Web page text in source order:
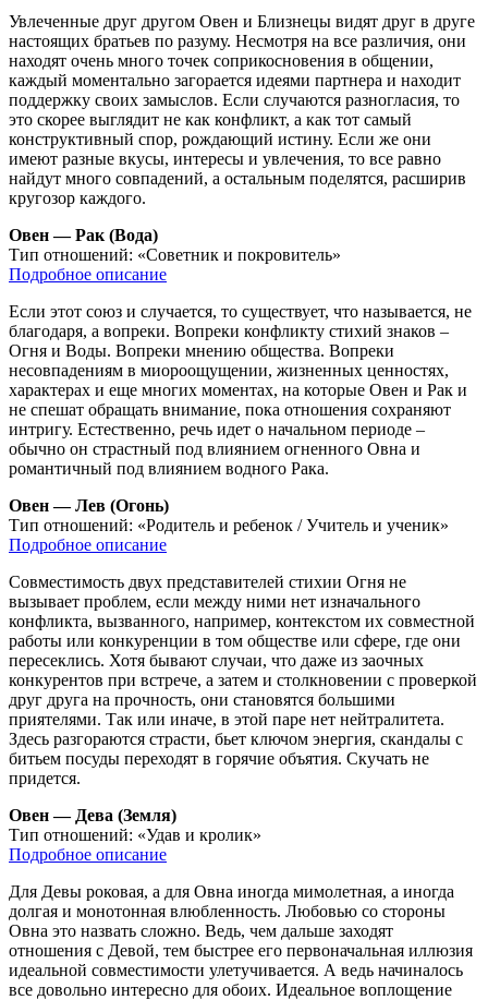
Увлеченные друг другом Овен и Близнецы видят друг в друге
настоящих братьев по разуму. Несмотря на все различия, они
находят очень много точек соприкосновения в общении,
каждый моментально загорается идеями партнера и находит
поддержку своих замыслов. Если случаются разногласия, то
это скорее выглядит не как конфликт, а как тот самый
конструктивный спор, рождающий истину. Если же они
имеют разные вкусы, интересы и увлечения, то все равно
найдут много совпадений, а остальным поделятся, расширив
кругозор каждого.
Овен — Рак (Вода)
Тип отношений: «Советник и покровитель»
Подробное описание
Если этот союз и случается, то существует, что называется, не
благодаря, а вопреки. Вопреки конфликту стихий знаков –
Огня и Воды. Вопреки мнению общества. Вопреки
несовпадениям в миороощущении, жизненных ценностях,
характерах и еще многих моментах, на которые Овен и Рак и
не спешат обращать внимание, пока отношения сохраняют
интригу. Естественно, речь идет о начальном периоде –
обычно он страстный под влиянием огненного Овна и
романтичный под влиянием водного Рака.
Овен — Лев (Огонь)
Тип отношений: «Родитель и ребенок / Учитель и ученик»
Подробное описание
Совместимость двух представителей стихии Огня не
вызывает проблем, если между ними нет изначального
конфликта, вызванного, например, контекстом их совместной
работы или конкуренции в том обществе или сфере, где они
пересеклись. Хотя бывают случаи, что даже из заочных
конкурентов при встрече, а затем и столкновении с проверкой
друг друга на прочность, они становятся большими
приятелями. Так или иначе, в этой паре нет нейтралитета.
Здесь разгораются страсти, бьет ключом энергия, скандалы с
битьем посуды переходят в горячие объятия. Скучать не
придется.
Овен — Дева (Земля)
Тип отношений: «Удав и кролик»
Подробное описание
Для Девы роковая, а для Овна иногда мимолетная, а иногда
долгая и монотонная влюбленность. Любовью со стороны
Овна это назвать сложно. Ведь, чем дальше заходят
отношения с Девой, тем быстрее его первоначальная иллюзия
идеальной совместимости улетучивается. А ведь начиналось
все довольно интересно для обоих. Идеальное воплощение